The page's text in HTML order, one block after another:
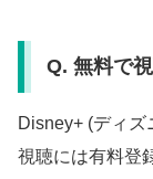
Q. 無料で
Disney+ (ディズ
視聴には有料登